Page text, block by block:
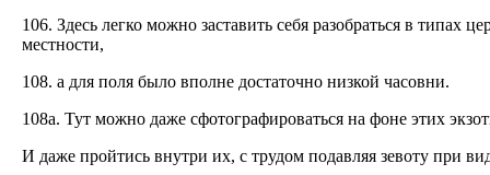
106. Здесь легко можно заставить себя разобраться в типах
местности,
108. а для поля было вполне достаточно низкой часовни.
108а. Тут можно даже сфотографироваться на фоне этих
И даже пройтись внутри их, с трудом подавляя зевоту при